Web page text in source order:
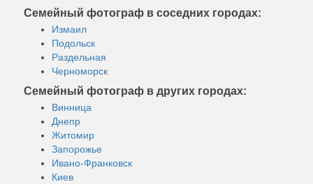
Семейный фотограф в соседних городах:
Измаил
Подольск
Раздельная
Черноморск
Семейный фотограф в других городах:
Винница
Днепр
Житомир
Запорожье
Ивано-Франковск
Киев